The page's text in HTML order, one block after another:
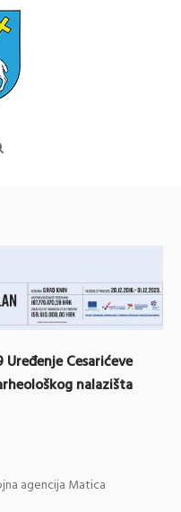
Cesarićeve
nalazišta
agencija Matica